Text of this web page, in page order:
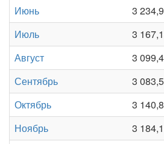
Июнь
3
Июль
3
Август
3
Сентябрь
3
Октябрь
3
Ноябрь
3